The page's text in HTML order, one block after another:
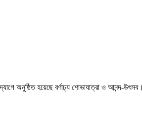
অনুষ্ঠিত হয়েছে বর্ণাঢ্য শোভাযাত্রা ও আনন্দ-উৎসব।